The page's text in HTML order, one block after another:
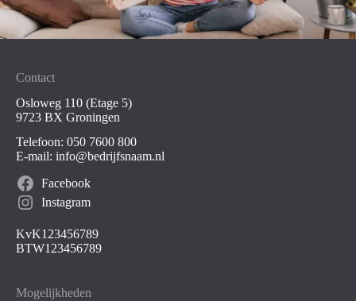
Contact
Osloweg 110 (Etage 5)
9723 BX Groningen
Telefoon: 050 7600 800
E-mail: info@bedrijfsnaam.nl
Facebook
Instagram
KvK123456789
BTW123456789
Mogelijkheden